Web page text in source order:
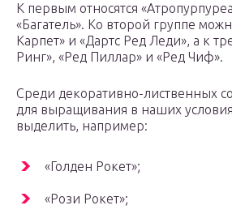
К первым относятся
«Багатель». Ко второй группе
Карпет» и «Дартс Ред Леди», а к
Ринг», «Ред Пиллар» и «Ред Чиф».
Среди декоративно-лиственных
для выращивания в наших
выделить, например:
«Голден Рокет»;
«Рози Рокет»;